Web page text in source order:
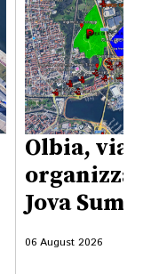
Olbia,
Jova
06 August 2026